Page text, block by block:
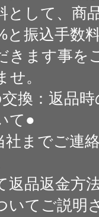
として、商
と振込手数
きます事を
せ。
換：返品
て●
までご連
返品返金方
いてご説明